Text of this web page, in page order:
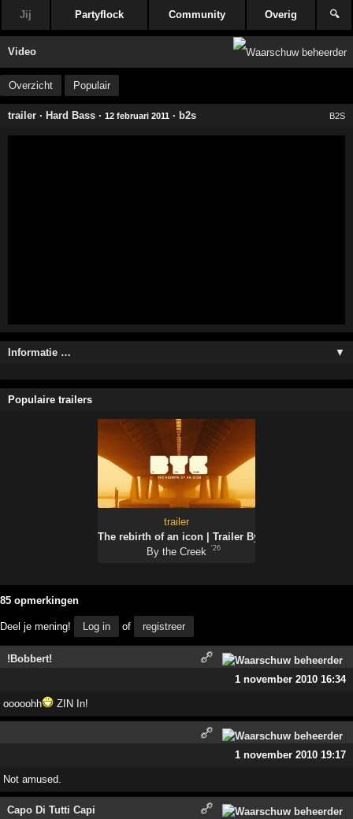
Jij Partyflock Community Overig 🔍
Video
Overzicht Populair
trailer · Hard Bass ·12 februari 2011 · b2s B2S
Informatie … ▼
Populaire trailers
trailer
The rebirth of an icon | Trailer By the Creek 2026
By the Creek
'26
85 opmerkingen
Deel je mening! Log in of registreer
!Bobbert!
1 november 2010 16:34
ooooohh ZIN In!
1 november 2010 19:17
Not amused.
Capo Di Tutti Capi